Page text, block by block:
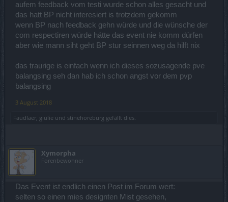
aufem feedback vom testi wurde schon alles gesacht und
das hatt BP nicht interesiert is trotzdem gekomm
wenn BP nach feedback gehn würde und die wünsche der
com respectiren würde hätte das event nie komm dürfen
aber wie mann siht geht BP stur seinnen weg da hilft nix
das traurige is einfach wenn ich dieses sozusagende pve
balangsing seh dan hab ich schon angst vor dem pvp
balangsing
3 August 2018
Faudlaer, giulie und stinehoreburg gefällt dies.
Xymorpha
Forenbewohner
Das Event ist endlich einen Post im Forum wert:
selten so einen mies designten Mist gesehen,